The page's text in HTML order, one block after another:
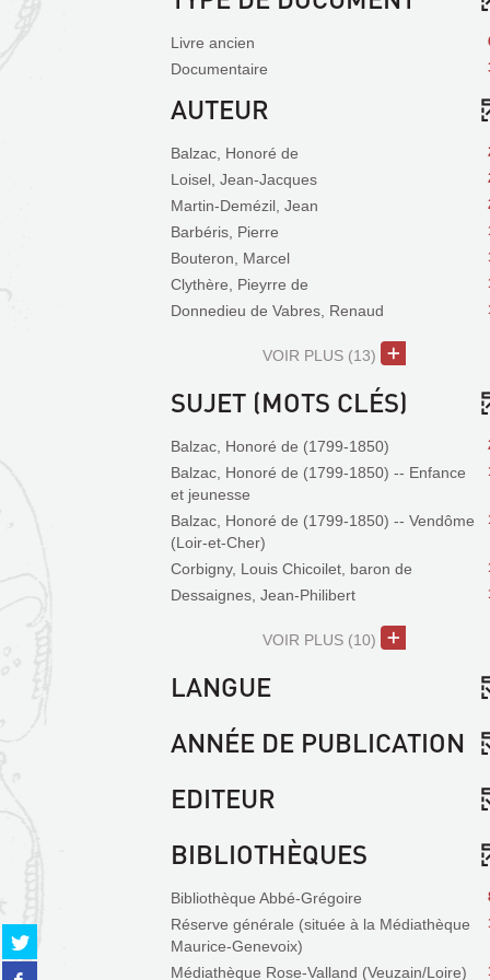
Partager
sur
Partager
Livre ancien
Documentaire
AUTEUR
Balzac, Honoré de
Loisel, Jean-Jacques
Martin-Demézil, Jean
Barbéris, Pierre
Bouteron, Marcel
Clythère, Pieyrre de
Donnedieu de Vabres, Renaud
VOIR PLUS (13)
SUJET (MOTS CLÉS)
Balzac, Honoré de (1799-1850)
Balzac, Honoré de (1799-1850) -- Enfance
et jeunesse
Balzac, Honoré de (1799-1850) -- Vendôme
(Loir-et-Cher)
Corbigny, Louis Chicoilet, baron de
Dessaignes, Jean-Philibert
VOIR PLUS (10)
LANGUE
ANNÉE DE PUBLICATION
EDITEUR
BIBLIOTHÈQUES
Bibliothèque Abbé-Grégoire
Réserve générale (située à la Médiathèque
Maurice-Genevoix)
Médiathèque Rose-Valland (Veuzain/Loire)